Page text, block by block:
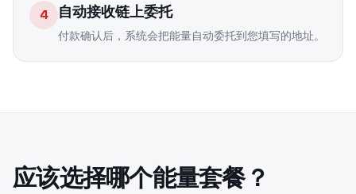
4 自动接收链上委托
付款确认后，系统会把能量自动委托到您填写的地址。
应该选择哪个能量套餐？